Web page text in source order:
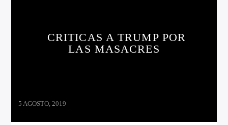
CRITICAS A TRUMP POR
LAS MASACRES
5 AGOSTO, 2019